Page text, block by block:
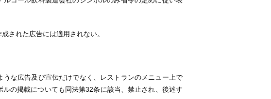
された広告には適用されない。
な広告及び宣伝だけでなく、レストランのメニュー上で
の掲載についても同法第32条に該当、禁止され、後述す